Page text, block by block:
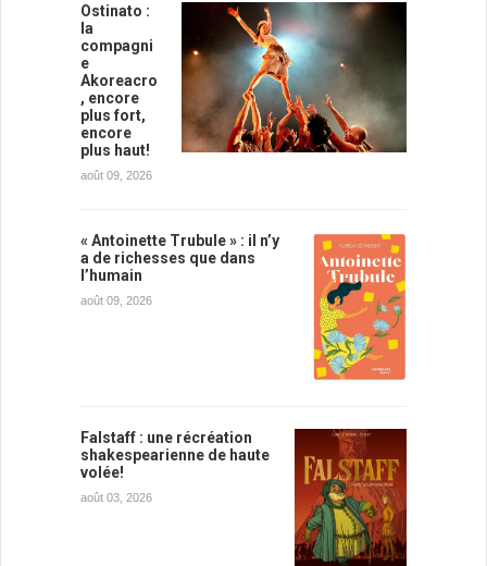
Ostinato :
la
compagni
e
Akoreacro
, encore
plus fort,
encore
plus haut!
août 09, 2026
« Antoinette Trubule » : il n’y
a de richesses que dans
l’humain
août 09, 2026
Falstaff : une récréation
shakespearienne de haute
volée!
août 03, 2026